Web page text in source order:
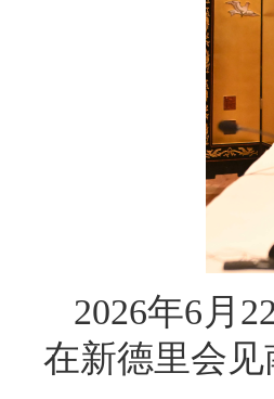
2026年6月
在新德里会